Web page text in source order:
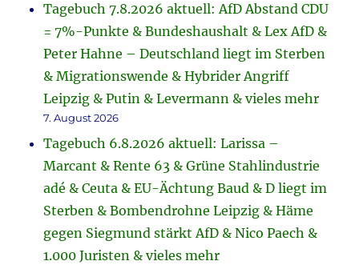
Tagebuch 7.8.2026 aktuell: AfD Abstand CDU
= 7%-Punkte & Bundeshaushalt & Lex AfD &
Peter Hahne – Deutschland liegt im Sterben
& Migrationswende & Hybrider Angriff
Leipzig & Putin & Levermann & vieles mehr
7. August 2026
Tagebuch 6.8.2026 aktuell: Larissa –
Marcant & Rente 63 & Grüne Stahlindustrie
adé & Ceuta & EU-Ächtung Baud & D liegt im
Sterben & Bombendrohne Leipzig & Häme
gegen Siegmund stärkt AfD & Nico Paech &
1.000 Juristen & vieles mehr